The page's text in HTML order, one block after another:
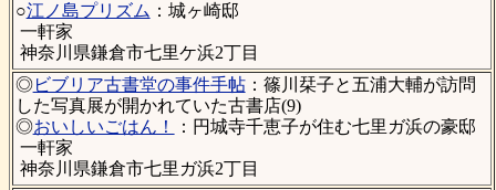
○江ノ島プリズム ：城ヶ崎邸
一軒家
神奈川県鎌倉市七里ケ浜2丁目
◎ビブリア古書堂の事件手帖：篠川栞子と五浦大輔が訪問
した写真展が開かれていた古書店(9)
◎おいしいごはん！
：円城寺千恵子が住む七里ガ浜の豪邸
一軒家
神奈川県鎌倉市七里ガ浜2丁目